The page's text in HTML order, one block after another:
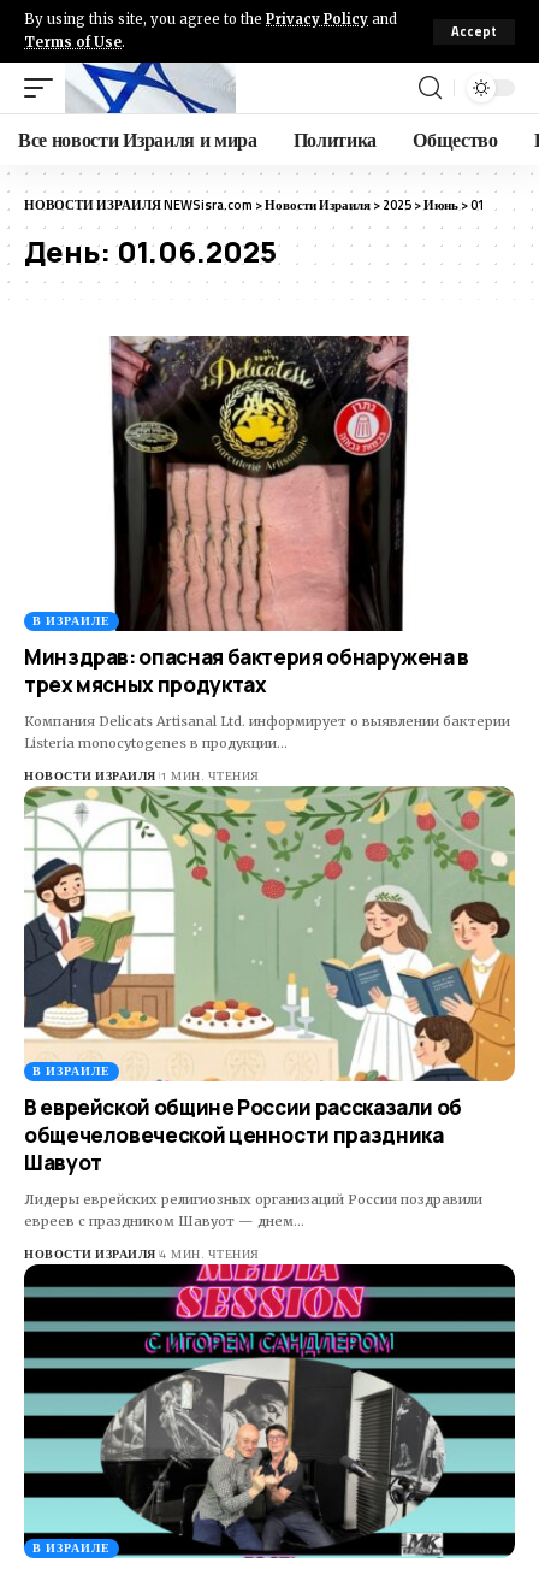
By using this site, you agree to the Privacy Policy and
Terms of Use.
Accept
Все новости Израиля и мира Политика Общество
НОВОСТИ ИЗРАИЛЯ NEWSisra.com >Новости Израиля>2025>Июнь>01
День:01.06.2025
В ИЗРАИЛЕ
Минздрав: опасная бактерия обнаружена в
трех мясных продуктах
Компания Delicats Artisanal Ltd. информирует о выявлении бактерии
Listeria monocytogenes в продукции…
НОВОСТИ ИЗРАИЛЯ 1 МИН. ЧТЕНИЯ
В ИЗРАИЛЕ
В еврейской общине России рассказали об
общечеловеческой ценности праздника
Шавуот
Лидеры еврейских религиозных организаций России поздравили
евреев с праздником Шавуот — днем…
НОВОСТИ ИЗРАИЛЯ 4 МИН. ЧТЕНИЯ
В ИЗРАИЛЕ